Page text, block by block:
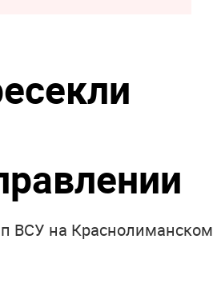
ВСУ на Краснолиманском